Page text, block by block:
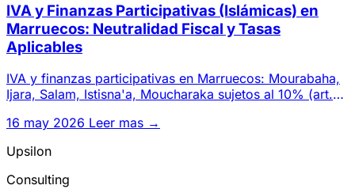
IVA y Finanzas Participativas (Islámicas) en
Marruecos: Neutralidad Fiscal y Tasas
Aplicables
IVA y finanzas participativas en Marruecos: Mourabaha,
Ijara, Salam, Istisna'a, Moucharaka sujetos al 10% (art.
16 may 2026 Leer mas →
Upsilon
Consulting